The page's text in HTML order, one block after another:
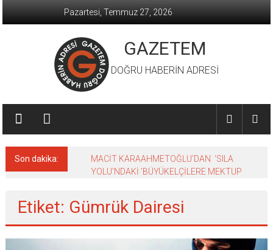
Pazartesi, Temmuz 27, 2026
GAZETEM
DOĞRU HABERİN ADRESİ
Son dakika:
MACİT KARAAHMETOĞLU’DAN ‘SILA
YOLU’NDAKİ ’BÜYÜKELÇİLERE MEKTUP
Etiket: Gümrük Dairesi